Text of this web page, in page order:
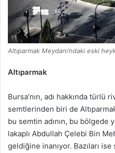
Altıparmak Meydanı’ndaki eski
Altıparmak
Bursa’nın, adı hakkında türlü
semtlerinden biri de
bu semtin adının, bu bölgede
lakaplı Abdullah Çelebi Bin
geldiğine inanıyor. Bazıları ise